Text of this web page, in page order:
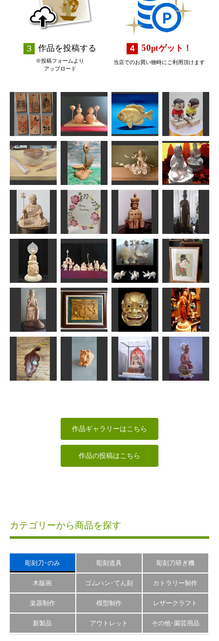
作品を投稿する
※投稿フォームより
アップロード
50ptゲット！
当店でのお買い物時にご利用頂けます
ストラップ
各種
fuku
お雛さま
Ｎ(エヌ)
ブルーギル
MINI
ごめんなさい
のりお
ククサ1号
原 善彦
ゆめのき
ソノベイ
雲中供養菩薩
像南26号
みっちゃん
異国の巨仏
sigesama
地蔵菩薩坐像
茶々丸
誕生日カード 十一面観頭部
sigesama
菩薩立像
かっちゃん
中宮寺 弥勒
菩薩半跏像
正念
七福神
kiyonk
トリケラトプ
ス
ken
美人気量競(写)
歌麿
マツちゃん
宝冠弥勒菩薩
模刻
かっちゃん
厄滅の龍 獅子口
msuganuma
踊り女
sigesama
寅 不動明王坐像
作品ギャラリーはこちら
作品の投稿はこちら
カテゴリーから商品を探す
彫刻刀･のみ 彫刻道具 彫刻刀研ぎ機
木版画 ゴムハン･てん刻 カトラリー制作
楽器制作 模型制作 レザークラフト
新製品 アウトレット その他･園芸用品